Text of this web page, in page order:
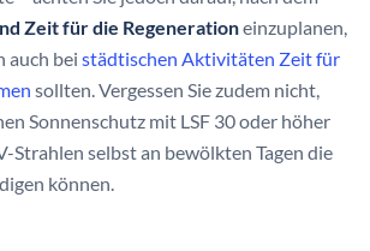
Zeit für die Regenerationeinzuplanen,
auch bei städtischen Aktivitäten Zeit für
sollten. Vergessen Sie zudem nicht,
Sonnenschutz mit LSF 30 oder höher
Strahlen selbst an bewölkten Tagen die
können.